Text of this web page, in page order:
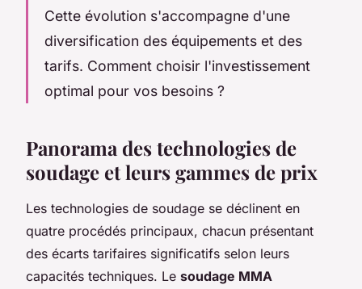
Cette évolution s'accompagne d'une
diversification des équipements et des
tarifs. Comment choisir l'investissement
optimal pour vos besoins ?
Panorama des technologies de
soudage et leurs gammes de prix
Les technologies de soudage se déclinent en
quatre procédés principaux, chacun présentant
des écarts tarifaires significatifs selon leurs
capacités techniques. Le soudage MMA